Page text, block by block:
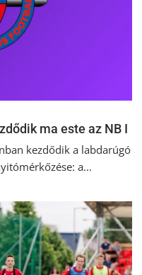
ma este az NB I
kezdődik a labdarúgó
a...